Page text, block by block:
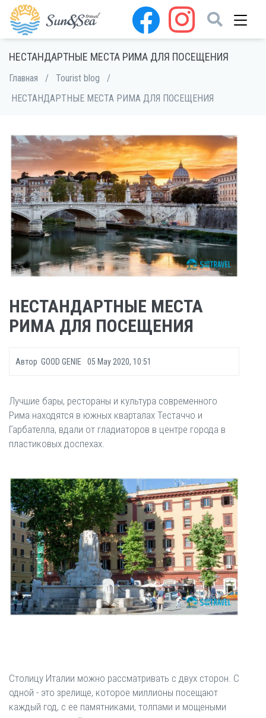
НЕСТАНДАРТНЫЕ МЕСТА РИМА ДЛЯ ПОСЕЩЕНИЯ
Главная / Tourist blog
/
НЕСТАНДАРТНЫЕ МЕСТА РИМА ДЛЯ ПОСЕЩЕНИЯ
НЕСТАНДАРТНЫЕ МЕСТА
РИМА ДЛЯ ПОСЕЩЕНИЯ
Автор GOOD GENIE 05 May 2020, 10:51
Лучшие бары, рестораны и культура современного
Рима находятся в южных кварталах Тестаччо и
Гарбателла, вдали от гладиаторов в центре города в
пластиковых доспехах.
Столицу Италии можно рассматривать с двух сторон. С
одной - это зрелище, которое миллионы посещают
каждый год, с ее памятниками, толпами и мощеными